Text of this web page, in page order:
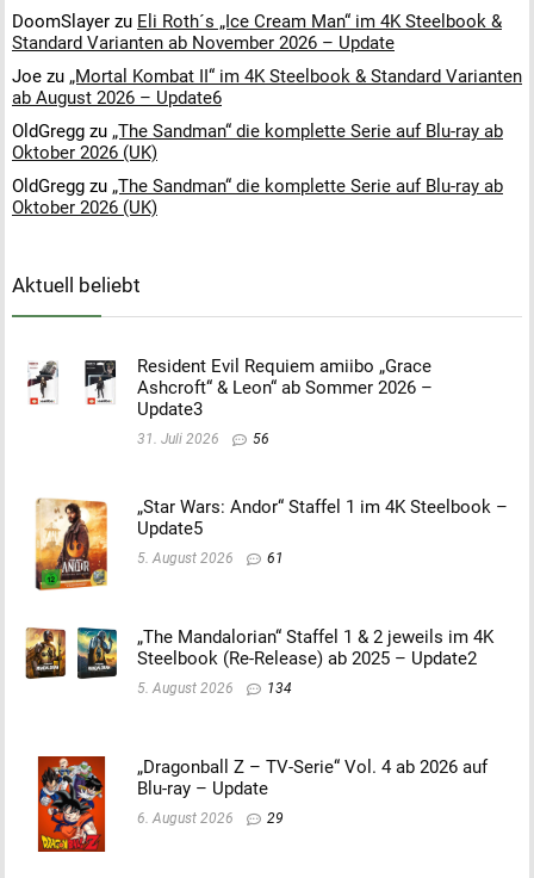
DoomSlayer zu Eli Roth´s „Ice Cream Man“ im 4K Steelbook &
Standard Varianten ab November 2026 – Update
Joe zu „Mortal Kombat II“ im 4K Steelbook & Standard Varianten
ab August 2026 – Update6
OldGregg zu „The Sandman“ die komplette Serie auf Blu-ray ab
Oktober 2026 (UK)
OldGregg zu „The Sandman“ die komplette Serie auf Blu-ray ab
Oktober 2026 (UK)
Aktuell beliebt
Resident Evil Requiem amiibo „Grace
Ashcroft“ & Leon“ ab Sommer 2026 –
Update3
31. Juli 2026 56
„Star Wars: Andor“ Staffel 1 im 4K Steelbook –
Update5
5. August 2026 61
„The Mandalorian“ Staffel 1 & 2 jeweils im 4K
Steelbook (Re-Release) ab 2025 – Update2
5. August 2026 134
„Dragonball Z – TV-Serie“ Vol. 4 ab 2026 auf
Blu-ray – Update
6. August 2026 29